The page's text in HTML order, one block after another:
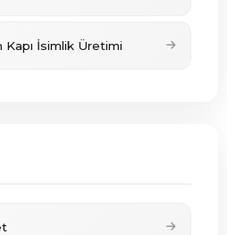
İsimlik Üretimi